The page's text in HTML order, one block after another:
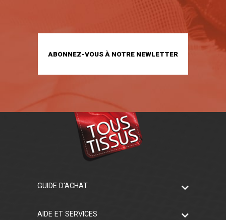
ABONNEZ-VOUS À NOTRE NEWLETTER
GUIDE D'ACHAT
AIDE ET SERVICES